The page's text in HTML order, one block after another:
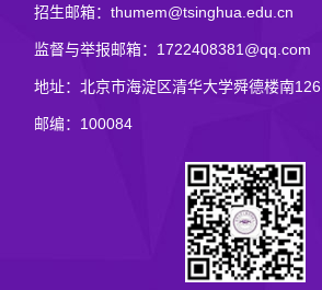
招生邮箱：thumem@tsinghua.edu.cn
监督与举报邮箱：1722408381@qq.com
地址：北京市海淀区清华大学舜德楼南126
邮编：100084